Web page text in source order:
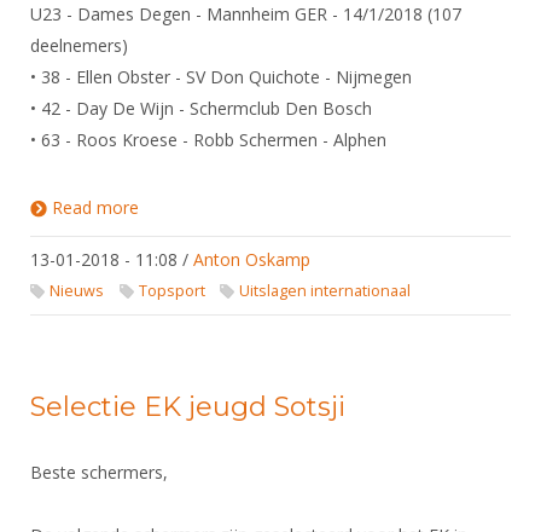
U23 - Dames Degen - Mannheim GER - 14/1/2018 (107
deelnemers)
• 38 - Ellen Obster - SV Don Quichote - Nijmegen
• 42 - Day De Wijn - Schermclub Den Bosch
• 63 - Roos Kroese - Robb Schermen - Alphen
Read more
13-01-2018 - 11:08 / Anton Oskamp
Nieuws Topsport Uitslagen internationaal
Selectie EK jeugd Sotsji
Beste schermers,